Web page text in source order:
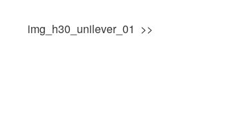
img_h30_unilever_01